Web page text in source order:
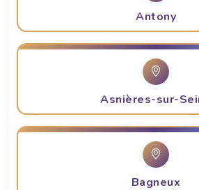
Antony
Asnières-sur-
Bagneux